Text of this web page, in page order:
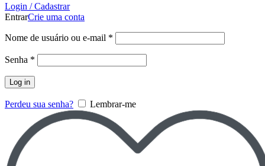
Login / Cadastrar
EntrarCrie uma conta
Nome de usuário ou e-mail *
Senha *
Log in
Perdeu sua senha? Lembrar-me